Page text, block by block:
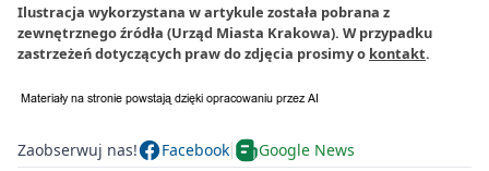
Ilustracja wykorzystana w artykule została pobrana z
zewnętrznego źródła (Urząd Miasta Krakowa). W przypadku
zastrzeżeń dotyczących praw do zdjęcia prosimy o kontakt.
Zaobserwuj nas! Facebook Google News